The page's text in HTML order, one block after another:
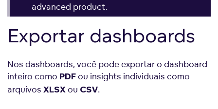
advanced product.
Exportar dashboards
Nos dashboards, você pode exportar o dashboard
inteiro como PDF ou insights individuais como
arquivos XLSX ou CSV.